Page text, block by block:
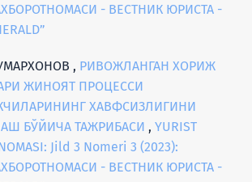
- ВЕСТНИК ЮРИСТА -
, РИВОЖЛАНГАН ХОРИЖ
ЖИНОЯТ ПРОЦЕССИ
ХАВФСИЗЛИГИНИ
БЎЙИЧА ТАЖРИБАСИ , YURIST
Jild 3 Nomeri 3 (2023):
- ВЕСТНИК ЮРИСТА -